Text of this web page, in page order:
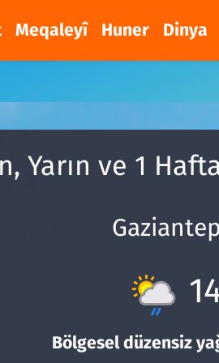
Meqaleyî Huner Dinya
Yarın ve 1
Gaziantep
Bölgesel düzensiz